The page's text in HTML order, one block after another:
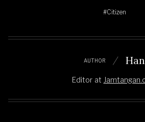
#Citizen
AUTHOR Han
Editor at